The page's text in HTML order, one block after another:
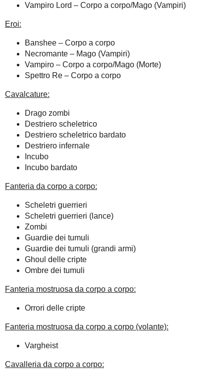
Vampiro Lord – Corpo a corpo/Mago (Vampiri)
Eroi:
Banshee – Corpo a corpo
Necromante – Mago (Vampiri)
Vampiro – Corpo a corpo/Mago (Morte)
Spettro Re – Corpo a corpo
Cavalcature:
Drago zombi
Destriero scheletrico
Destriero scheletrico bardato
Destriero infernale
Incubo
Incubo bardato
Fanteria da corpo a corpo:
Scheletri guerrieri
Scheletri guerrieri (lance)
Zombi
Guardie dei tumuli
Guardie dei tumuli (grandi armi)
Ghoul delle cripte
Ombre dei tumuli
Fanteria mostruosa da corpo a corpo:
Orrori delle cripte
Fanteria mostruosa da corpo a corpo (volante):
Vargheist
Cavalleria da corpo a corpo: